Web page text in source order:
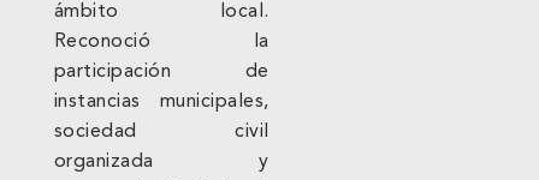
ámbito local.
Reconoció la
participación de
instancias municipales,
sociedad civil
organizada y